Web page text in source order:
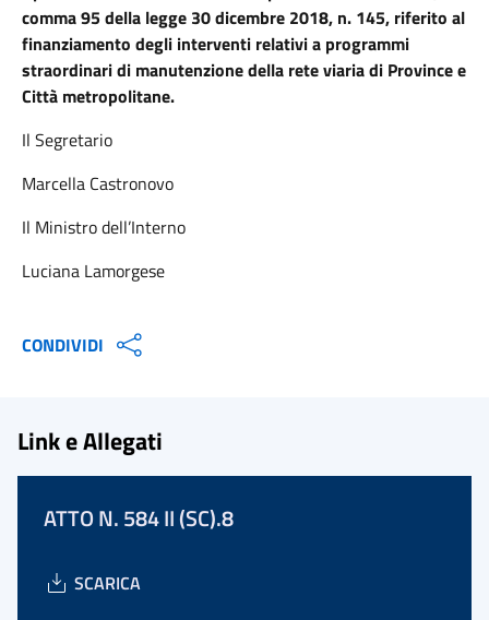
comma 95 della legge 30 dicembre 2018, n. 145, riferito al
finanziamento degli interventi relativi a programmi
straordinari di manutenzione della rete viaria di Province e
Città metropolitane.
Il Segretario
Marcella Castronovo
Il Ministro dell’Interno
Luciana Lamorgese
CONDIVIDI
Link e Allegati
ATTO N. 584 II (SC).8
SCARICA